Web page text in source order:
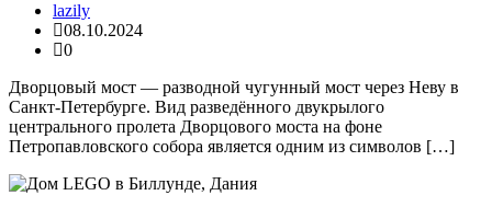
lazily
08.10.2024
0
Дворцовый мост — разводной чугунный мост через Неву в
Санкт-Петербурге. Вид разведённого двукрылого
центрального пролета Дворцового моста на фоне
Петропавловского собора является одним из символов […]